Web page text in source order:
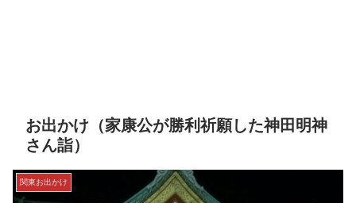
お出かけ（家康公が勝利祈願した神田明神
さん詣）
関東お出かけ